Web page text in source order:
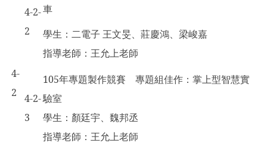
4-
2
4-2-
2
車
學生：二電子 王文旻、莊慶鴻、梁峻嘉
指導老師：王允上老師
4-2-
3
105年專題製作競賽 專題組佳作：掌上型智慧實
驗室
學生：顏廷宇、魏邦丞
指導老師：王允上老師